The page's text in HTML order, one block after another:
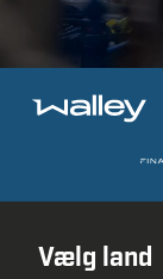
Vælg land